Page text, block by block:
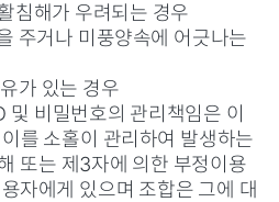
침해가 우려되는 경우
주거나 미풍양속에 어긋나는
가 있는 경우
비밀번호의 관리책임은 이
를 소홀이 관리하여 발생하는
또는 제3자에 의한 부정이용
자에게 있으며 조합은 그에 대